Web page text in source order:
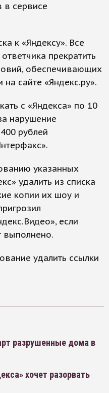
в сервисе
к «Яндексу». Все
прекратить
обеспечивающих
сайте «Яндекс.ру».
с «Яндекса» по 10
нарушение
рублей
указанных
удалить из списка
копии их шоу и
если
выполнено.
удалить ссылки
разрушенные дома в
хочет разорвать